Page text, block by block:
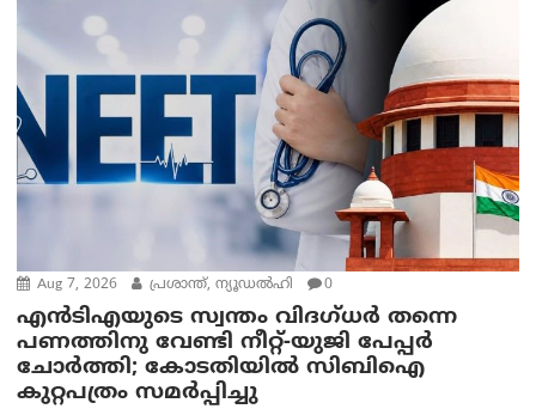
Aug 7, 2026 പ്രശാന്ത്, ന്യൂഡല്‍ഹി 0
എൻ‌ടി‌എയുടെ സ്വന്തം വിദഗ്ധർ തന്നെ
പണത്തിനു വേണ്ടി നീറ്റ്-യു‌ജി പേപ്പർ
ചോർത്തി; കോടതിയില്‍ സിബിഐ
കുറ്റപത്രം സമര്‍പ്പിച്ചു